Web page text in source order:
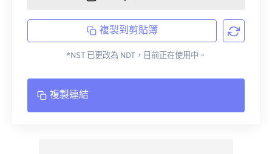
複製到剪貼簿
*NST 已更改為 NDT，目前正在使用中。
複製連結